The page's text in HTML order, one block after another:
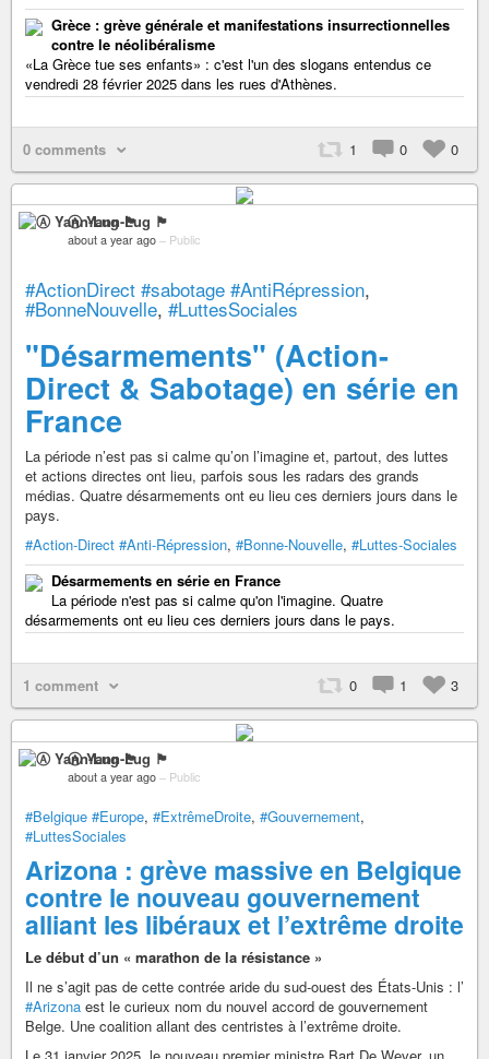
Grèce : grève générale et manifestations insurrectionnelles
contre le néolibéralisme
«La Grèce tue ses enfants» : c'est l'un des slogans entendus ce
vendredi 28 février 2025 dans les rues d'Athènes.
0 comments 1 0 0
Ⓐ Yann-Lug 🏴
about a year ago – Public
#ActionDirect #sabotage #AntiRépression,
#BonneNouvelle, #LuttesSociales
"Désarmements" (Action-
Direct & Sabotage) en série en
France
La période n’est pas si calme qu’on l’imagine et, partout, des luttes
et actions directes ont lieu, parfois sous les radars des grands
médias. Quatre désarmements ont eu lieu ces derniers jours dans le
pays.
#Action-Direct #Anti-Répression, #Bonne-Nouvelle, #Luttes-Sociales
Désarmements en série en France
La période n'est pas si calme qu'on l'imagine. Quatre
désarmements ont eu lieu ces derniers jours dans le pays.
1 comment 0 1 3
Ⓐ Yann-Lug 🏴
about a year ago – Public
#Belgique #Europe, #ExtrêmeDroite, #Gouvernement,
#LuttesSociales
Arizona : grève massive en Belgique
contre le nouveau gouvernement
alliant les libéraux et l’extrême droite
Le début d’un « marathon de la résistance »
Il ne s’agit pas de cette contrée aride du sud-ouest des États-Unis : l’
#Arizona est le curieux nom du nouvel accord de gouvernement
Belge. Une coalition allant des centristes à l’extrême droite.